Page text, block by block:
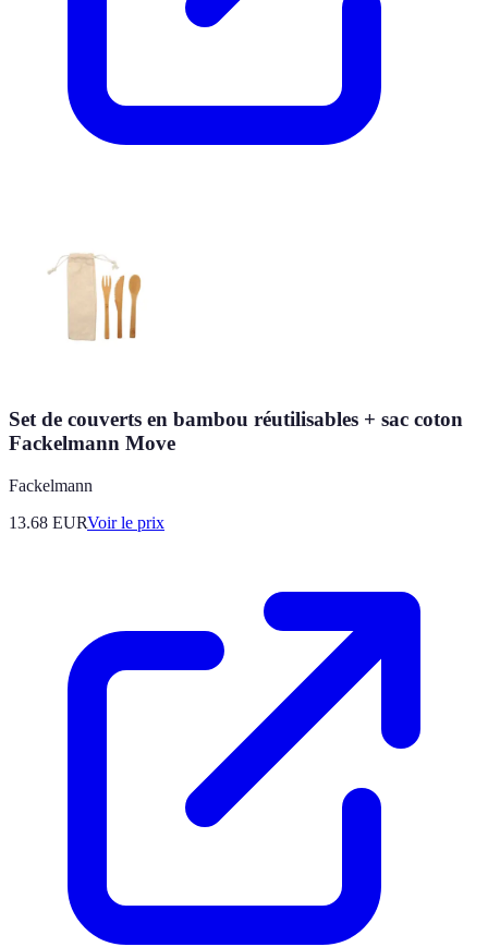
Set de couverts en bambou réutilisables + sac coton
Fackelmann Move
Fackelmann
13.68 EURVoir le prix